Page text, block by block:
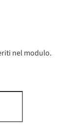
nel modulo.